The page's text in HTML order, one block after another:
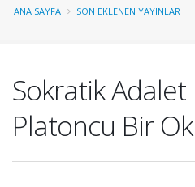
ANA SAYFA SON EKLENEN YAYINLAR
Sokratik
Platoncu Bir